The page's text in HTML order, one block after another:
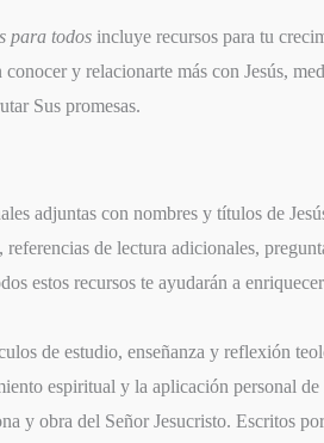
para todos incluye recursos para tu
y relacionarte más con Jesús,
Sus promesas.
adjuntas con nombres y títulos de
referencias de lectura adicionales,
estos recursos te ayudarán a
de estudio, enseñanza y reflexión
espiritual y la aplicación personal de
y obra del Señor Jesucristo. Escritos